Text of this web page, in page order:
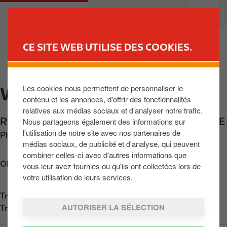
CE SITE WEB UTILISE DES COOKIES.
Les cookies nous permettent de personnaliser le
contenu et les annonces, d'offrir des fonctionnalités
relatives aux médias sociaux et d'analyser notre trafic.
Nous partageons également des informations sur
l'utilisation de notre site avec nos partenaires de
médias sociaux, de publicité et d'analyse, qui peuvent
combiner celles-ci avec d'autres informations que
vous leur avez fournies ou qu'ils ont collectées lors de
votre utilisation de leurs services.
AUTORISER LA SÉLECTION
c
o
n
t
e
u
n
M
a
TROUVER UNE STATION
WASSEIGES
Rue Baron d'Obin 68,Wasseiges,BE-4219 BE
Phone: +3281855811
Obtenir l'itinéraire
Trouvez nous sur
Trouvez nous surGoogle Play